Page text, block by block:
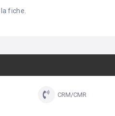
fiche.
CRM/CMR